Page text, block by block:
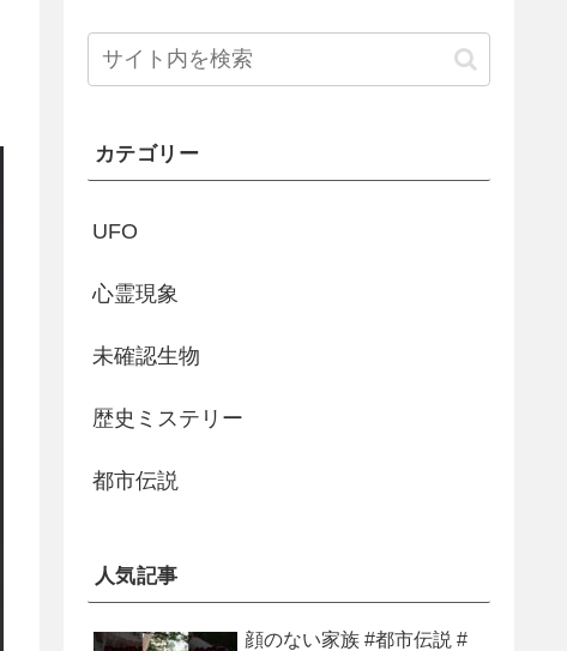
カテゴリー
UFO
心霊現象
未確認生物
歴史ミステリー
都市伝説
人気記事
顔のない家族 #都市伝説 #